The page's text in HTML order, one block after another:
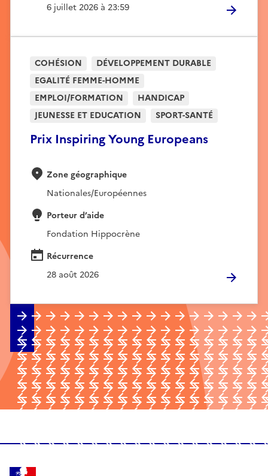
6 juillet 2026 à 23:59
Prix Inspiring Young Europeans
COHÉSION
DÉVELOPPEMENT DURABLE
EGALITÉ FEMME-HOMME
EMPLOI/FORMATION
HANDICAP
JEUNESSE ET EDUCATION
SPORT-SANTÉ
Zone géographique
Nationales/Européennes
Porteur d’aide
Fondation Hippocrène
Récurrence
28 août 2026